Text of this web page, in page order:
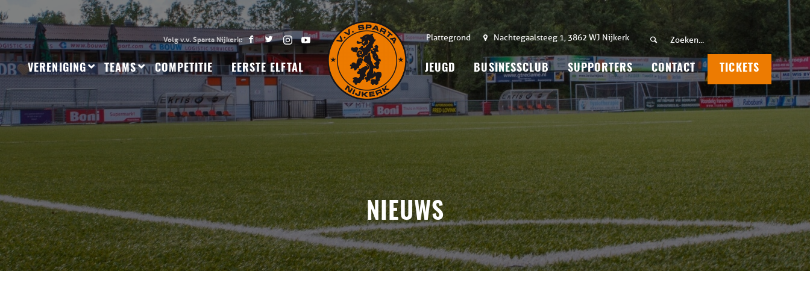
Plattegrond Nachtegaalsteeg 1, 3862 WJ Nijkerk
VERENIGING TEAMS COMPETITIE EERSTE ELFTAL JEUGD BUSINESSCLUB SUPPORTERS CONTACT TICKETS
NIEUWS